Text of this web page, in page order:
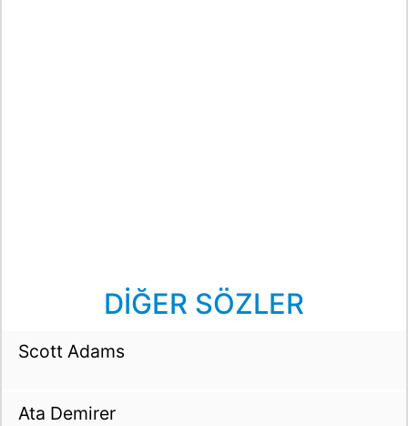
DİĞER SÖZLER
Scott Adams
Ata Demirer